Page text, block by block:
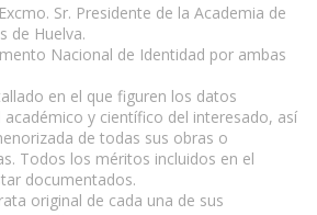
Sr. Presidente de la Academia de
de Huelva.
Nacional de Identidad por ambas
en el que figuren los datos
y científico del interesado, así
de todas sus obras o
Todos los méritos incluidos en el
documentados.
original de cada una de sus